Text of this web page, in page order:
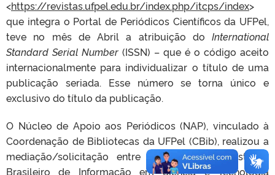
<https://revistas.ufpel.edu.br/index.php/itcps/index>
que integra o Portal de Periódicos Científicos da UFPel,
teve no mês de Abril a atribuição do International
Standard Serial Number (ISSN) – que é o código aceito
internacionalmente para individualizar o título de uma
publicação seriada. Esse número se torna único e
exclusivo do título da publicação.
O Núcleo de Apoio aos Periódicos (NAP), vinculado à
Coordenação de Bibliotecas da UFPel (CBib), realizou a
mediação/solicitação entre a revista e o Instituto
Brasileiro de Informação em Ciência e Tecnologia